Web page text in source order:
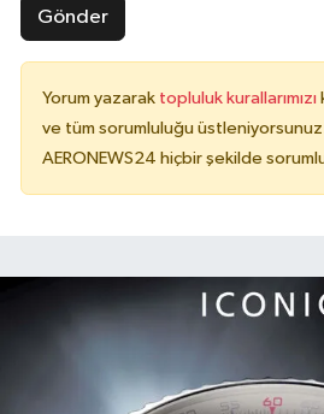
Gönder
Yorum yazarak topluluk kurallarımızı
ve tüm sorumluluğu
AERONEWS24 hiçbir şekilde